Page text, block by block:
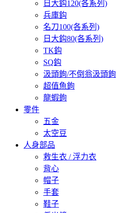
日大鈎120(各系列)
兵庫鈎
名刀100(各系列)
日大鈎80(各系列)
TK鈎
SQ鈎
汲頭鉤/不倒翁汲頭鉤
超值魚鉤
龍蝦鉤
零件
五金
太空豆
人身部品
救生衣 / 浮力衣
背心
帽子
手套
鞋子